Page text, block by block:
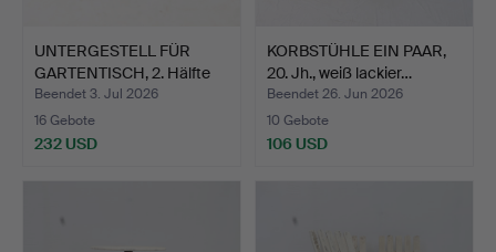
UNTERGESTELL FÜR
GARTENTISCH, 2. Hälfte
de…
Beendet 3. Jul 2026
16 Gebote
232 USD
KORBSTÜHLE EIN PAAR,
20. Jh., weiß lackier…
Beendet 26. Jun 2026
10 Gebote
106 USD